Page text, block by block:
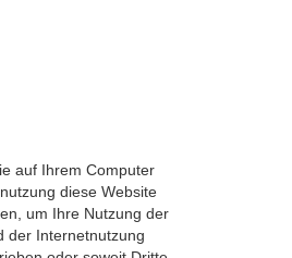
auf Ihrem Computer
diese Website
um Ihre Nutzung der
der Internetnutzung